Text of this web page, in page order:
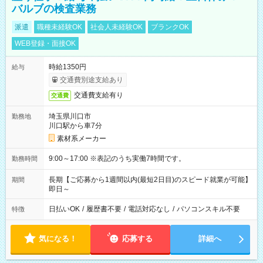
バルブの検査業務
派遣 職種未経験OK 社会人未経験OK
ブランクOK
WEB登録・面接OK
給与
時給1350円
交通費別途支給あり
交通費 交通費支給有り
勤務地
埼玉県川口市
川口駅から車7分
素材系メーカー
勤務時間 9:00～17:00 ※表記のうち実働7時間です。
期間
長期【ご応募から1週間以内(最短2日目)のスピード就業が可能】
即日～
特徴 日払いOK / 履歴書不要 / 電話対応なし / パソコンスキル不要
気になる！ 応募する 詳細へ